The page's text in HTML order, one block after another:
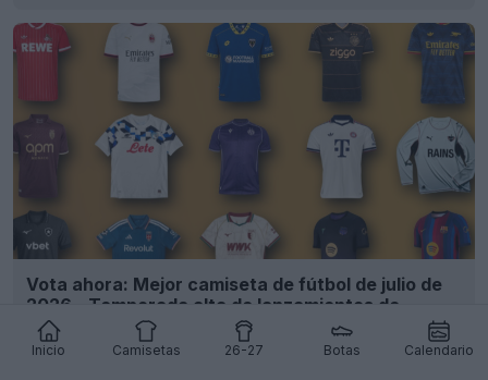
Inicio Camisetas 26-27 Botas Calendario
Vota ahora: Mejor camiseta de fútbol de julio de
2026 - Temporada alta de lanzamientos de
camisetas
OFICIAL 1 1 0 2.8K 18h